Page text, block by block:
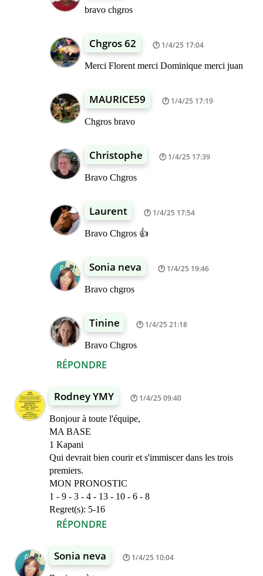
RÉPONDRE
bravo chgros
Chgros 62 1/4/25 17:04
Merci Florent merci Dominique merci juan
MAURICE59 1/4/25 17:19
Chgros bravo
Christophe 1/4/25 17:39
Bravo Chgros
Laurent 1/4/25 17:54
Bravo Chgros 👍
Sonia neva 1/4/25 19:46
Bravo chgros
Tinine 1/4/25 21:18
Bravo Chgros
Rodney YMY 1/4/25 09:40
Bonjour à toute l'équipe,
MA BASE
1 Kapani
Qui devrait bien courir et s'immiscer dans les trois
premiers.
MON PRONOSTIC
1 - 9 - 3 - 4 - 13 - 10 - 6 - 8
Regret(s): 5-16
RÉPONDRE
Sonia neva 1/4/25 10:04